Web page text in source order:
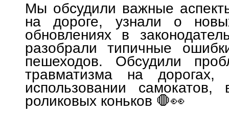
Мы обсудили важные
на дороге, узнали о
обновлениях в
разобрали типичные
пешеходов. Обсудили
травматизма на дорогах,
использовании самокатов,
роликовых коньков 🛑👀